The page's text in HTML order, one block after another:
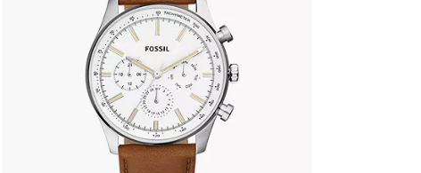
FOSSIL BQ2748
345.00 KM